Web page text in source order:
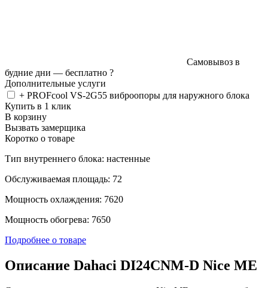
Самовывоз в
будние дни — бесплатно ?
Дополнительные услуги
+ PROFcool VS-2G55 виброопоры для наружного блока
Купить в 1 клик
В корзину
Вызвать замерщика
Коротко о товаре
Тип внутреннего блока: настенные
Обслуживаемая площадь: 72
Мощность охлаждения: 7620
Мощность обогрева: 7650
Подробнее о товаре
Описание Dahaci DI24CNM-D Nice ME